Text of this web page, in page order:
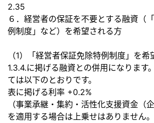
2.35
６．経営者の保証を不要とする融資（
例制度」など）を希望される方
（1）「経営者保証免除特例制度」を希
1.3.4.に掲げる融資との併用になります
ては以下のとおりです。
表に掲げる利率 +0.2%
（事業承継・集約・活性化支援資金（
を適用する場合は上乗せはありません。